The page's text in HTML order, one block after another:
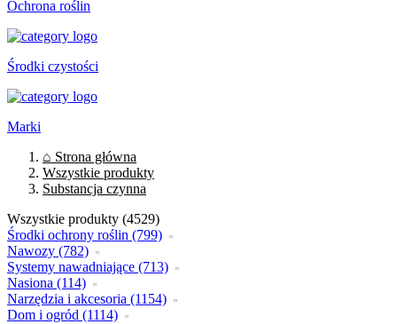
Ochrona roślin
Środki czystości
Marki
⌂ Strona główna
Wszystkie produkty
Substancja czynna
Wszystkie produkty (4529)
Środki ochrony roślin (799)
Nawozy (782)
Systemy nawadniające (713)
Nasiona (114)
Narzędzia i akcesoria (1154)
Dom i ogród (1114)